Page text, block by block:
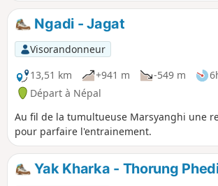
Ngadi - Jagat
Visorandonneur
13,51 km
+941 m -549 m
Départ à Népal
Au fil de la tumultueuse Marsyanghi une
pour parfaire l'entrainement.
Yak Kharka - Thorung